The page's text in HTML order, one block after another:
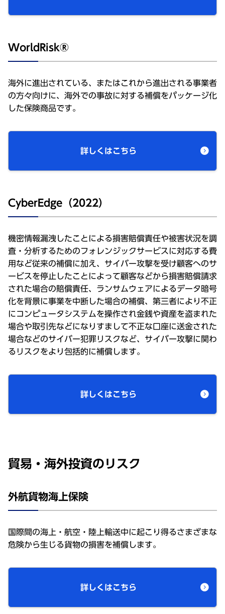
WorldRisk®
海外に進出されている、またはこれから進出される事業者
の方々向けに、海外での事故に対する補償をパッケージ化
した保険商品です。
詳しくはこちら
CyberEdge（2022）
機密情報漏洩したことによる損害賠償責任や被害状況を調
査・分析するためのフォレンジックサービスに対応する費
用など従来の補償に加え、サイバー攻撃を受け顧客へのサ
ービスを停止したことによって顧客などから損害賠償請求
された場合の賠償責任、ランサムウェアによるデータ暗号
化を背景に事業を中断した場合の補償、第三者により不正
にコンピュータシステムを操作され金銭や資産を盗まれた
場合や取引先などになりすまして不正な口座に送金された
場合などのサイバー犯罪リスクなど、サイバー攻撃に関わ
るリスクをより包括的に補償します。
詳しくはこちら
貿易・海外投資のリスク
外航貨物海上保険
国際間の海上・航空・陸上輸送中に起こり得るさまざまな
危険から生じる貨物の損害を補償します。
詳しくはこちら